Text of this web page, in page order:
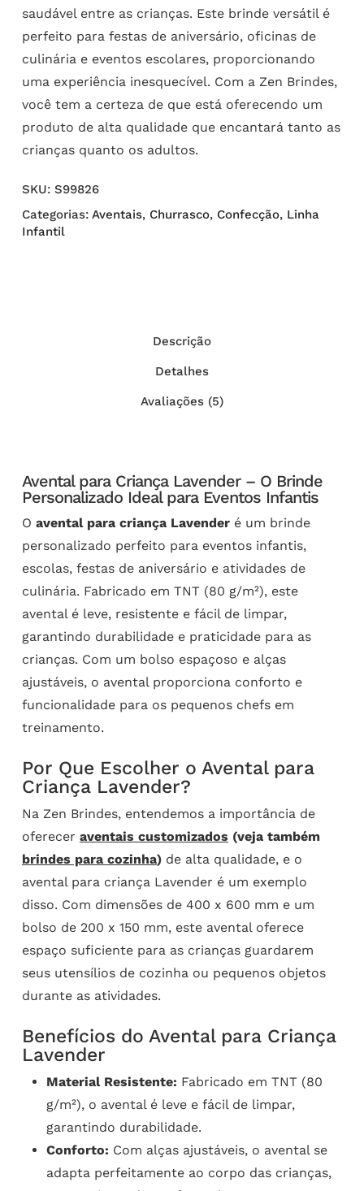
saudável entre as crianças. Este brinde versátil é
perfeito para festas de aniversário, oficinas de
culinária e eventos escolares, proporcionando
uma experiência inesquecível. Com a Zen Brindes,
você tem a certeza de que está oferecendo um
produto de alta qualidade que encantará tanto as
crianças quanto os adultos.
SKU: S99826
Categorias: Aventais, Churrasco, Confecção, Linha
Infantil
Descrição
Detalhes
Avaliações (5)
Avental para Criança Lavender – O Brinde
Personalizado Ideal para Eventos Infantis
O avental para criança Lavenderé um brinde
personalizado perfeito para eventos infantis,
escolas, festas de aniversário e atividades de
culinária. Fabricado em TNT (80 g/m²), este
avental é leve, resistente e fácil de limpar,
garantindo durabilidade e praticidade para as
crianças. Com um bolso espaçoso e alças
ajustáveis, o avental proporciona conforto e
funcionalidade para os pequenos chefs em
treinamento.
Por Que Escolher o Avental para
Criança Lavender?
Na Zen Brindes, entendemos a importância de
oferecer aventais customizados (veja também
brindes para cozinha)de alta qualidade, e o
avental para criança Lavender é um exemplo
disso. Com dimensões de 400 x 600 mm e um
bolso de 200 x 150 mm, este avental oferece
espaço suficiente para as crianças guardarem
seus utensílios de cozinha ou pequenos objetos
durante as atividades.
Benefícios do Avental para Criança
Lavender
Material Resistente: Fabricado em TNT (80
g/m²), o avental é leve e fácil de limpar,
garantindo durabilidade.
Conforto: Com alças ajustáveis, o avental se
adapta perfeitamente ao corpo das crianças,